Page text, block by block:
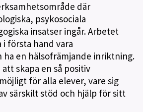
där
psykosociala
insatser ingår. Arbetet
i första hand vara
ha en hälsofrämjande inriktning.
skapa en så positiv
för alla elever, vare sig
särskilt stöd och hjälp för sitt